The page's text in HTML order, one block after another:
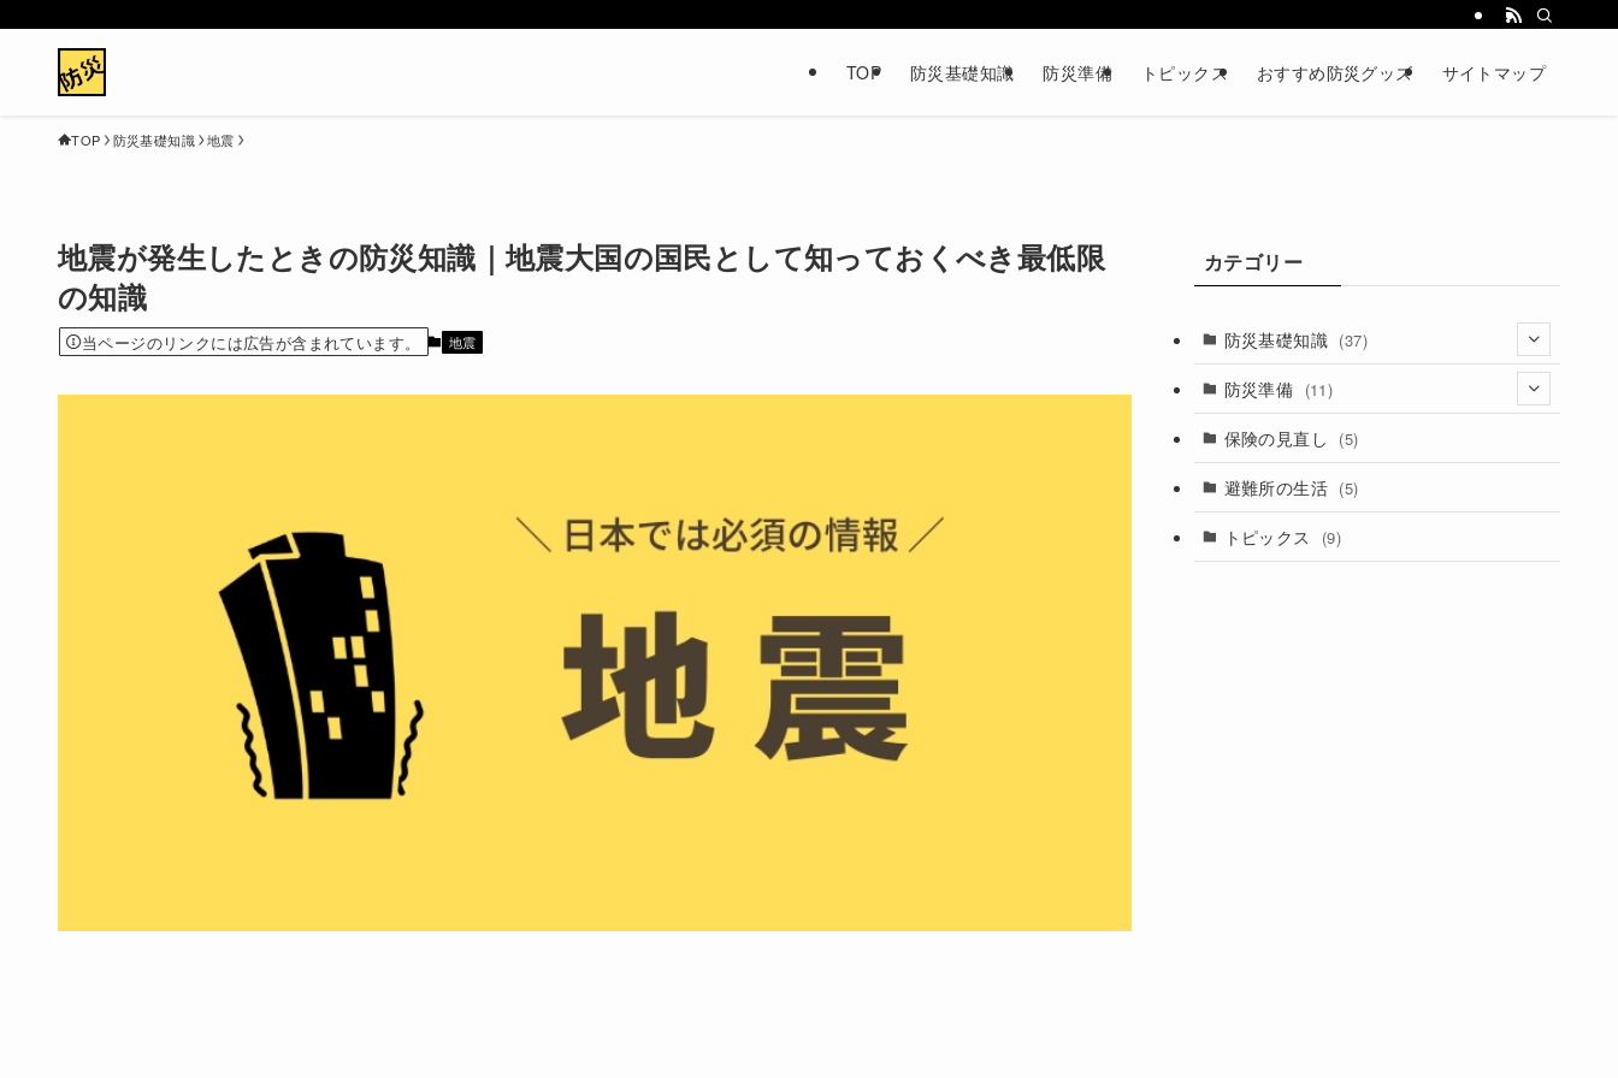
TOP 防災基礎知識 防災準備 トピックス おすすめ防災グッズ サイトマップ
TOP 防災基礎知識 地震
地震が発生したときの防災知識｜地震大国の国民として知っておくべき最低限
の知識
当ページのリンクには広告が含まれています。 地震
カテゴリー
防災基礎知識 (37)
(9)
(7)
防災準備 (11)
保険の見直し (5)
避難所の生活 (5)
トピックス (9)